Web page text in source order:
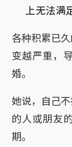
上无法满
各种积累已
变越严重，
婚。
她说，自己
的人或朋友
期。